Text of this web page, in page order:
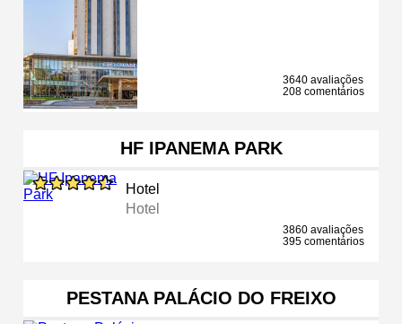
3640 avaliações
208 comentários
HF IPANEMA PARK
Hotel
Hotel
3860 avaliações
395 comentários
PESTANA PALÁCIO DO FREIXO